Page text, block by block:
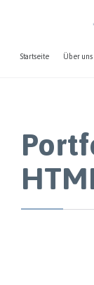
Startseite Über uns